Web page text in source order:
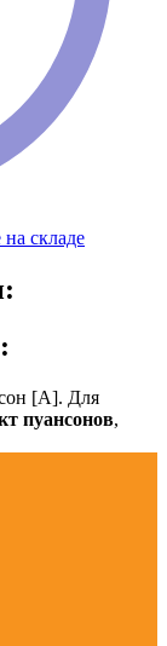
складе
[А]. Для
пуансонов,